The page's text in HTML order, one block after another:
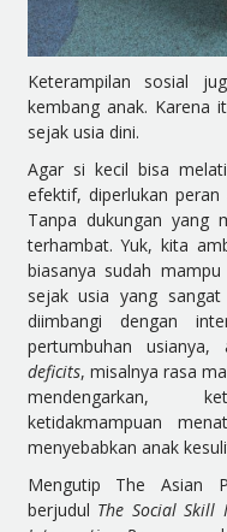
Keterampilan sosial
kembang anak. Karena
sejak usia dini.
Agar si kecil bisa
efektif, diperlukan
Tanpa dukungan yang
terhambat. Yuk, kita
biasanya sudah
sejak usia yang
diimbangi dengan
pertumbuhan
deficits, misalnya rasa
mendengarkan,
ketidakmampuan
menyebabkan anak
Mengutip The Asian
berjudul The Social Skill